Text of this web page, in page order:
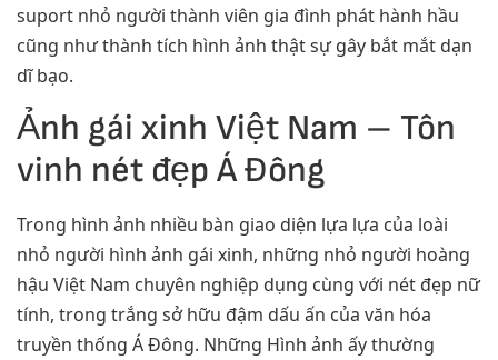
suport nhỏ người thành viên gia đình phát hành hầu
cũng như thành tích hình ảnh thật sự gây bắt mắt dạn
dĩ bạo.
Ảnh gái xinh Việt Nam – Tôn
vinh nét đẹp Á Đông
Trong hình ảnh nhiều bàn giao diện lựa lựa của loài
nhỏ người hình ảnh gái xinh, những nhỏ người hoàng
hậu Việt Nam chuyên nghiệp dụng cùng với nét đẹp nữ
tính, trong trắng sở hữu đậm dấu ấn của văn hóa
truyền thống Á Đông. Những Hình ảnh ấy thường